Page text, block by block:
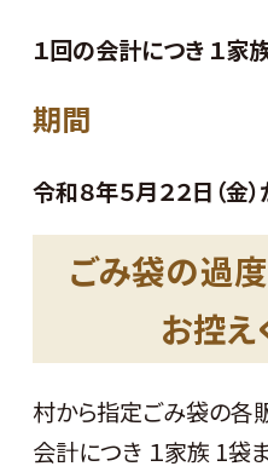
１回の会計につき １家
期間
令和８年５月２２日（金
ごみ袋の過
お控え
村から指定ごみ袋の各
会計につき １家族 1袋